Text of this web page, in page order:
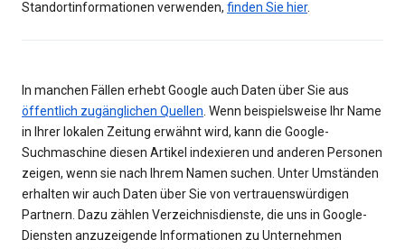
Standortinformationen verwenden, finden Sie hier.
In manchen Fällen erhebt Google auch Daten über Sie aus
öffentlich zugänglichen Quellen. Wenn beispielsweise Ihr Name
in Ihrer lokalen Zeitung erwähnt wird, kann die Google-
Suchmaschine diesen Artikel indexieren und anderen Personen
zeigen, wenn sie nach Ihrem Namen suchen. Unter Umständen
erhalten wir auch Daten über Sie von vertrauenswürdigen
Partnern. Dazu zählen Verzeichnisdienste, die uns in Google-
Diensten anzuzeigende Informationen zu Unternehmen